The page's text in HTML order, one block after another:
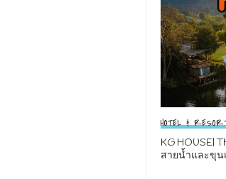
HOTEL &
KG HOUSE|
สายน้ำและขุน